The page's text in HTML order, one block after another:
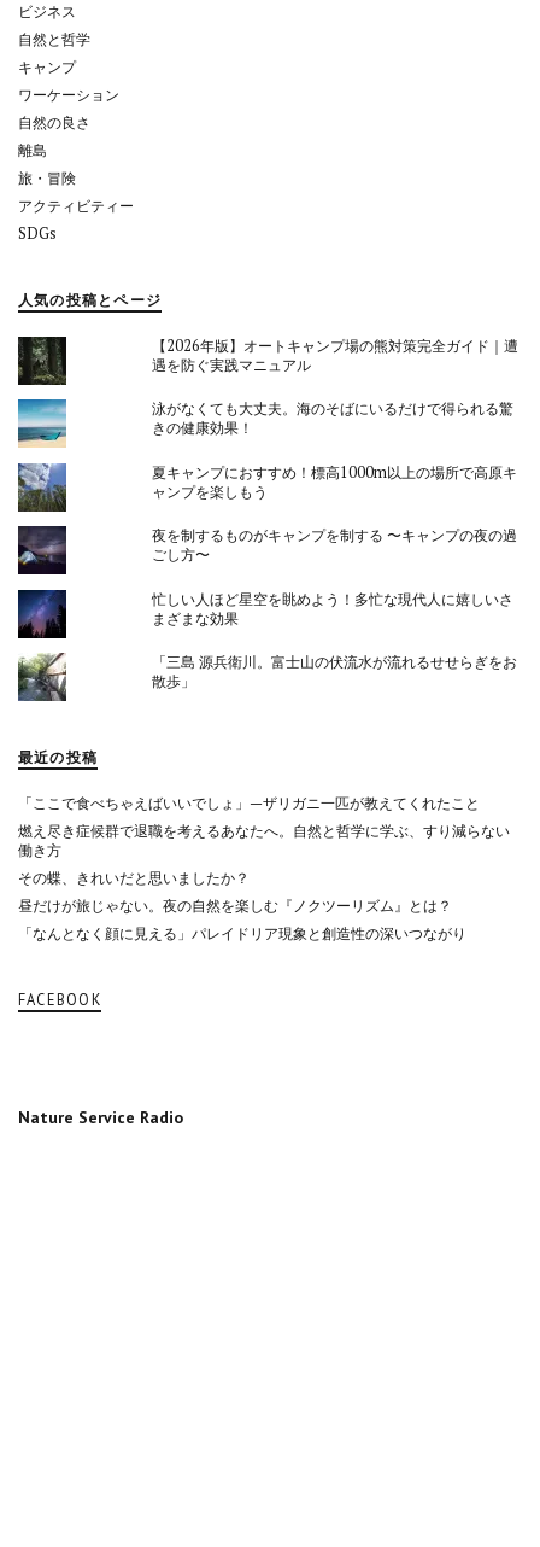
ビジネス
自然と哲学
キャンプ
ワーケーション
自然の良さ
離島
旅・冒険
アクティビティー
SDGs
人気の投稿とページ
【2026年版】オートキャンプ場の熊対策完全ガイド｜遭
遇を防ぐ実践マニュアル
泳がなくても大丈夫。海のそばにいるだけで得られる驚
きの健康効果！
夏キャンプにおすすめ！標高1000m以上の場所で高原キ
ャンプを楽しもう
夜を制するものがキャンプを制する 〜キャンプの夜の過
ごし方〜
忙しい人ほど星空を眺めよう！多忙な現代人に嬉しいさ
まざまな効果
「三島 源兵衛川。富士山の伏流水が流れるせせらぎをお
散歩」
最近の投稿
「ここで食べちゃえばいいでしょ」—ザリガニ一匹が教えてくれたこと
燃え尽き症候群で退職を考えるあなたへ。自然と哲学に学ぶ、すり減らない
働き方
その蝶、きれいだと思いましたか？
昼だけが旅じゃない。夜の自然を楽しむ『ノクツーリズム』とは？
「なんとなく顔に見える」パレイドリア現象と創造性の深いつながり
FACEBOOK
Nature Service Radio